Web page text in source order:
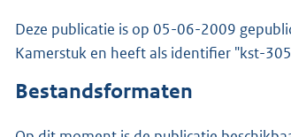
Deze publicatie is op 05-06-2009
Kamerstuk en heeft als identifier "kst-
Bestandsformaten